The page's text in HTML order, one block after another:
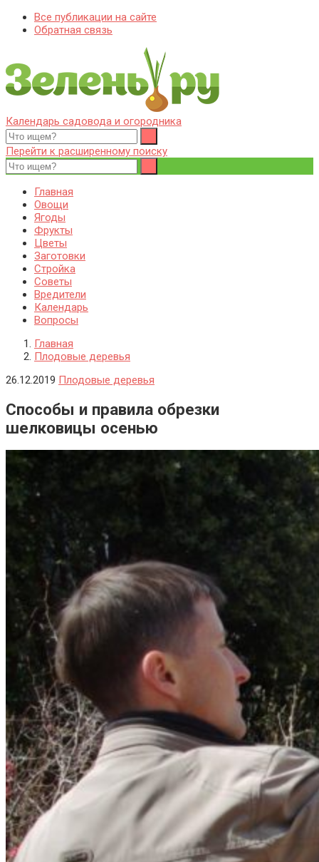
Все публикации на сайте
Обратная связь
Zelenj.ru – все про садоводство, земледелие, фермерство и
птицеводство
Особенности садоводства, земледелия, фермерства и
птицеводства. Выращивания культур, сбор и хранение урожая.
Уход за дачным участком, деревьями и кустами. Полезные
советы дачникам и садоводам
Календарь садовода и огородника
Перейти к расширенному поиску
Главная
Овощи
Ягоды
Фрукты
Цветы
Заготовки
Стройка
Советы
Вредители
Календарь
Вопросы
Главная
Плодовые деревья
26.12.2019 Плодовые деревья
Способы и правила обрезки
шелковицы осенью